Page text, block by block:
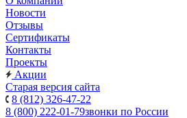
Новости
Отзывы
Сертификаты
Контакты
Проекты
Акции
Старая версия сайта
8 (812) 326-47-22
8 (800) 222-01-79звонки по России